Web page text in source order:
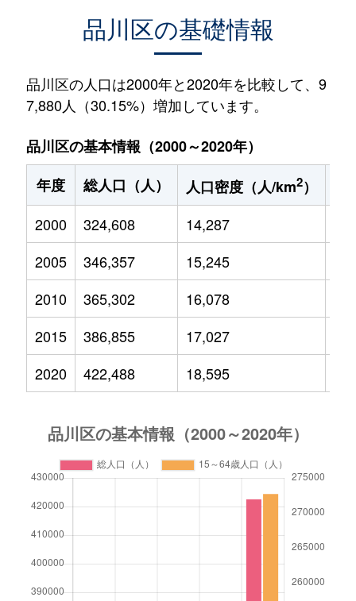
品川区の基礎情報
品川区の人口は2000年と2020年を比較して、9
7,880人（30.15%）増加しています。
品川区の基本情報（2000～2020年）
年度
総人口（人） 人口密度（人/km2）
2000
324,608 14,287
2005
346,357 15,245
2010
365,302 16,078
2015
386,855 17,027
2020
422,488 18,595